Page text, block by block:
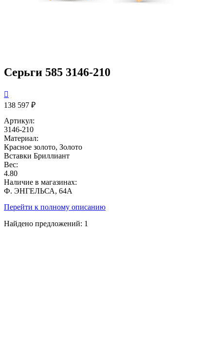
Серьги 585 3146-210

138 597 ₽
Артикул:
3146-210
Материал:
Красное золото, Золото
Вставки Бриллиант
Вес:
4.80
Наличие в магазинах:
Ф. ЭНГЕЛЬСА, 64А
Перейти к полному описанию
Найдено предложений: 1